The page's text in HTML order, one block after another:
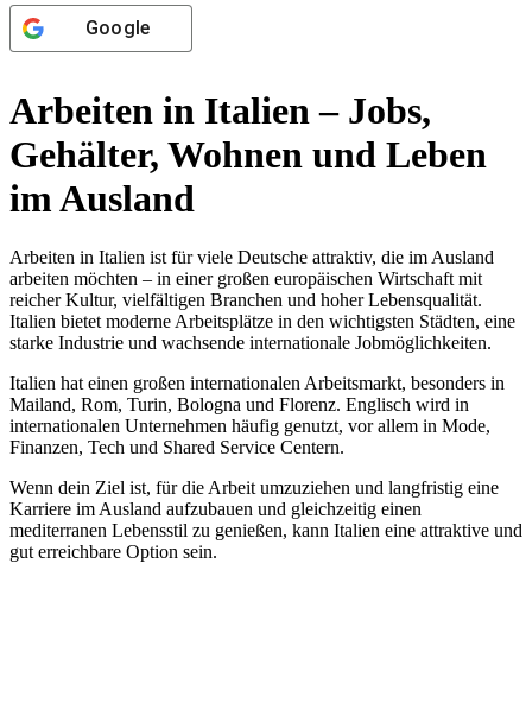
Google
Arbeiten in Italien – Jobs,
Gehälter, Wohnen und Leben
im Ausland
Arbeiten in Italien ist für viele Deutsche attraktiv, die im Ausland
arbeiten möchten – in einer großen europäischen Wirtschaft mit
reicher Kultur, vielfältigen Branchen und hoher Lebensqualität.
Italien bietet moderne Arbeitsplätze in den wichtigsten Städten, eine
starke Industrie und wachsende internationale Jobmöglichkeiten.
Italien hat einen großen internationalen Arbeitsmarkt, besonders in
Mailand, Rom, Turin, Bologna und Florenz. Englisch wird in
internationalen Unternehmen häufig genutzt, vor allem in Mode,
Finanzen, Tech und Shared Service Centern.
Wenn dein Ziel ist, für die Arbeit umzuziehen und langfristig eine
Karriere im Ausland aufzubauen und gleichzeitig einen
mediterranen Lebensstil zu genießen, kann Italien eine attraktive und
gut erreichbare Option sein.